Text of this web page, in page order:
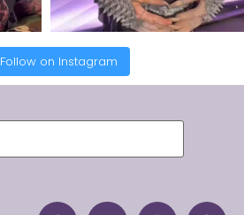
Follow on Instagram